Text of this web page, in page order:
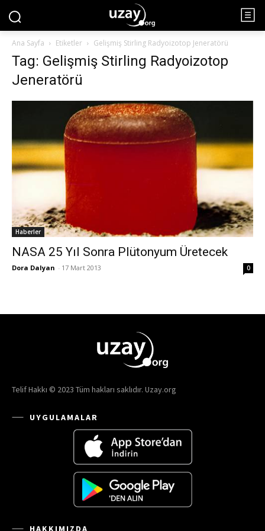
Ana Sayfa Etiketler Gelişmiş Stirling Radyoizotop Jeneratörü
Tag: Gelişmiş Stirling Radyoizotop
Jeneratörü
Haberler
NASA 25 Yıl Sonra Plütonyum Üretecek
Dora Dalyan - 17 Mart 2013 0
Telif Hakkı © 2023 Tüm hakları saklıdır. Uzay.org
UYGULAMALAR
HAKKIMIZDA